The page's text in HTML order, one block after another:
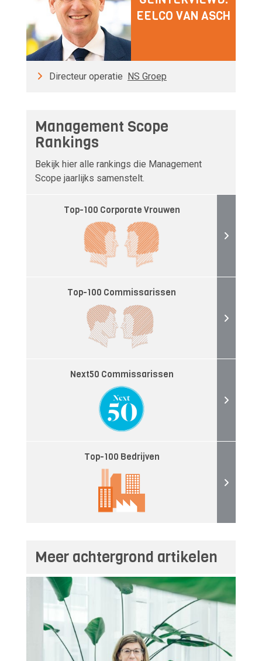
EELCO VAN ASCH
Directeur operatie NS Groep
Management Scope
Rankings
Bekijk hier alle rankings die Management
Scope jaarlijks samenstelt.
Top-100 Corporate Vrouwen
Top-100 Commissarissen
Next50 Commissarissen
Top-100 Bedrijven
Meer achtergrond artikelen